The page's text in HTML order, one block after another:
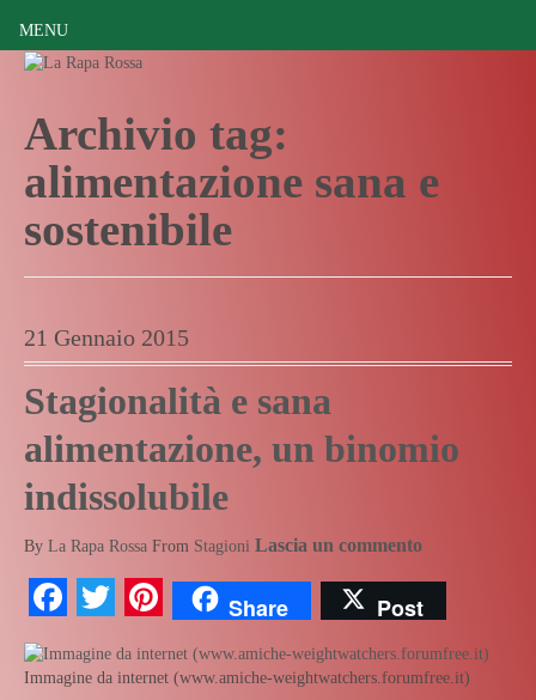
Archivio tag:
alimentazione sana e
sostenibile
21 Gennaio 2015
Stagionalità e sana
alimentazione, un binomio
indissolubile
By La Rapa Rossa From Stagioni Lascia un commento
Facebook
TwitterPinterest
Share Post
Immagine da internet (www.amiche-weightwatchers.forumfree.it)
MENU